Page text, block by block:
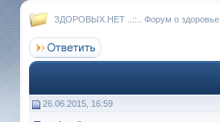
ЗДОРОВЫХ.НЕТ ..::.. Форум о здоровье
26.06.2015, 16:59